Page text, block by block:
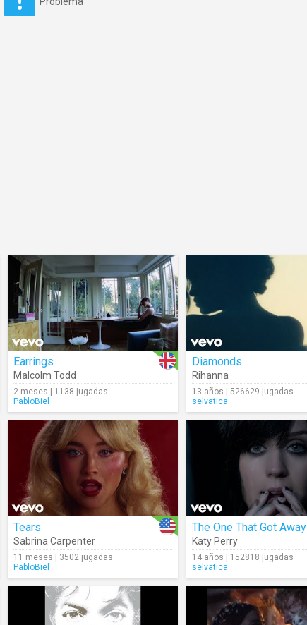
Earrings
Malcolm Todd
2 meses | 1138 jugadas
PabloBiel
Diamonds
Rihanna
13 años | 526629 jugadas
selvatica
Tears
Sabrina Carpenter
11 meses | 3502 jugadas
PabloBiel
The One That Got Away
Katy Perry
14 años | 152818 jugadas
selvatica